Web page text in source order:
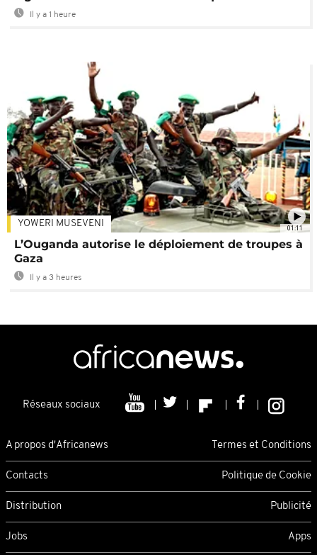
Il y a 1 heure
01:11
YOWERI MUSEVENI
L’Ouganda autorise le déploiement de troupes à
Gaza
Il y a 3 heures
Réseaux sociaux
A propos d'Africanews Termes et Conditions
Contacts Politique de Cookie
Distribution Publicité
Jobs Apps